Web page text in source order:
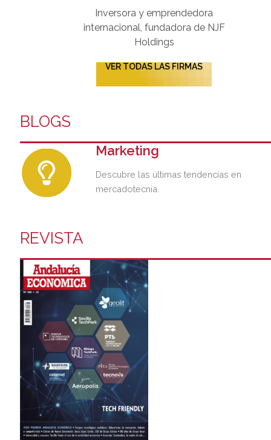
Inversora y emprendedora
internacional, fundadora de NJF
Holdings
VER TODAS LAS FIRMAS
BLOGS
Marketing
Descubre las últimas tendencias en
mercadotecnia.
REVISTA